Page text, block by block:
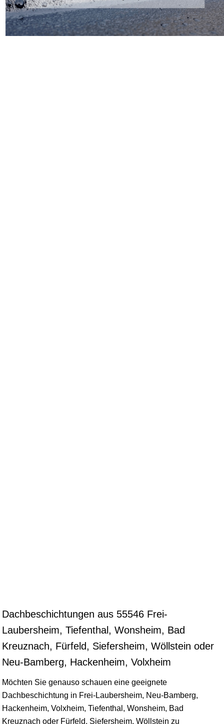
Dachbeschichtungen aus 55546 Frei-
Laubersheim, Tiefenthal, Wonsheim, Bad
Kreuznach, Fürfeld, Siefersheim, Wöllstein oder
Neu-Bamberg, Hackenheim, Volxheim
Möchten Sie genauso schauen eine geeignete
Dachbeschichtung in Frei-Laubersheim, Neu-Bamberg,
Hackenheim, Volxheim, Tiefenthal, Wonsheim, Bad
Kreuznach oder Fürfeld, Siefersheim, Wöllstein zu